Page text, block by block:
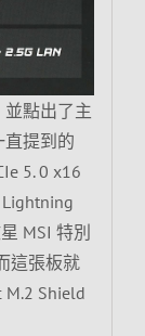
點出了主
提到的
5. 0 x16
MSI 特別
這張板就
M.2 Shield